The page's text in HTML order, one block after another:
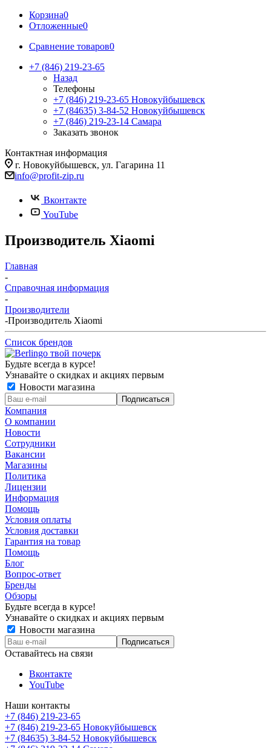
Корзина0
Отложенные0
Сравнение товаров0
+7 (846) 219-23-65
Назад
Телефоны
+7 (846) 219-23-65 Новокуйбышевск
+7 (84635) 3-84-52 Новокуйбышевск
+7 (846) 219-23-14 Самара
Заказать звонок
Контактная информация
г. Новокуйбышевск, ул. Гагарина 11
info@profit-zip.ru
Вконтакте
YouTube
Производитель Xiaomi
Главная
-
Справочная информация
-
Производители
-Производитель Xiaomi
Список брендов
Будьте всегда в курсе!
Узнавайте о скидках и акциях первым
Новости магазина
Компания
О компании
Новости
Сотрудники
Вакансии
Магазины
Политика
Лицензии
Информация
Помощь
Условия оплаты
Условия доставки
Гарантия на товар
Помощь
Блог
Вопрос-ответ
Бренды
Обзоры
Будьте всегда в курсе!
Узнавайте о скидках и акциях первым
Новости магазина
Оставайтесь на связи
Вконтакте
YouTube
Наши контакты
+7 (846) 219-23-65
+7 (846) 219-23-65 Новокуйбышевск
+7 (84635) 3-84-52 Новокуйбышевск